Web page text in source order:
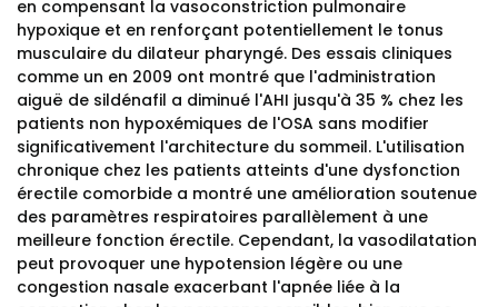
en compensant la vasoconstriction pulmonaire
hypoxique et en renforçant potentiellement le tonus
musculaire du dilateur pharyngé. Des essais cliniques
comme un en 2009 ont montré que l'administration
aiguë de sildénafil a diminué l'AHI jusqu'à 35 % chez les
patients non hypoxémiques de l'OSA sans modifier
significativement l'architecture du sommeil. L'utilisation
chronique chez les patients atteints d'une dysfonction
érectile comorbide a montré une amélioration soutenue
des paramètres respiratoires parallèlement à une
meilleure fonction érectile. Cependant, la vasodilatation
peut provoquer une hypotension légère ou une
congestion nasale exacerbant l'apnée liée à la